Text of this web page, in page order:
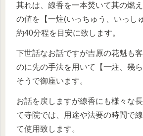
其れは、線香を一本焚いて其の燃
の値を【一炷(いっちゅう、いっし
約40分程を目安に致します。
下世話なお話ですが吉原の花魁も
のに先の手法を用いて【一炷、幾
そうで御座います。
お話を戻しますが線香にも様々な
て寺院では、用途や法要の時間で
て使用致します。